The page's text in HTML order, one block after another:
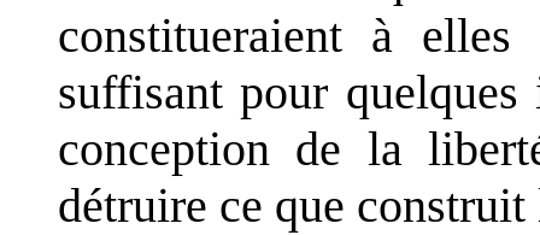
constitueraient à
suffisant pour
conception de la
détruire ce que